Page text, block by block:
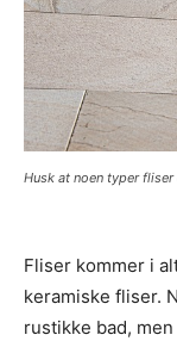
Husk at noen typer
Fliser kommer i
keramiske fliser.
rustikke bad,